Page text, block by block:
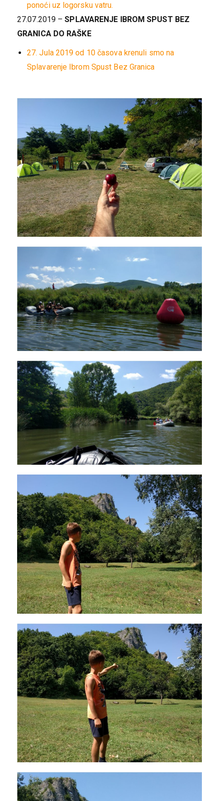
ponoći uz logorsku vatru.
27.07.2019 –SPLAVARENJE IBROM SPUST BEZ
GRANICA DO RAŠKE
27. Jula 2019 od 10 časova krenuli smo na
Splavarenje Ibrom Spust Bez Granica